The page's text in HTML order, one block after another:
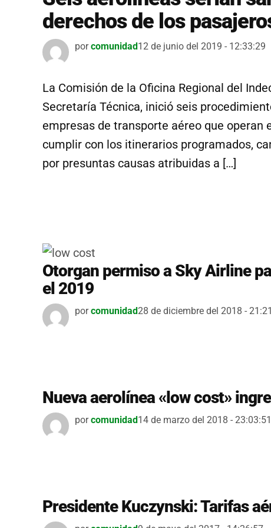
derechos de los
por comunidad12 de junio del 2019 - 12:33:29
La Comisión de la Oficina Regional del
Secretaría Técnica, inició seis
empresas de transporte aéreo que operan
cumplir con los itinerarios programados,
por presuntas causas atribuidas a […]
Otorgan permiso a Sky Airline
el 2019
por comunidad28 de diciembre del 2018 -
Nueva aerolínea «low cost»
por comunidad14 de marzo del 2018 - 23:03:51
Presidente Kuczynski: Tarifas